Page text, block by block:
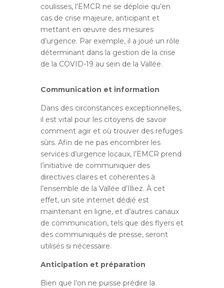
coulisses, l’EMCR ne se déploie qu’en
cas de crise majeure, anticipant et
mettant en œuvre des mesures
d’urgence. Par exemple, il a joué un rôle
déterminant dans la gestion de la crise
de la COVID-19 au sein de la Vallée.
Communication et information
Dans des circonstances exceptionnelles,
il est vital pour les citoyens de savoir
comment agir et où trouver des refuges
sûrs. Afin de ne pas encombrer les
services d’urgence locaux, l’EMCR prend
l’initiative de communiquer des
directives claires et cohérentes à
l’ensemble de la Vallée d’Illiez. À cet
effet, un site internet dédié est
maintenant en ligne, et d’autres canaux
de communication, tels que des flyers et
des communiqués de presse, seront
utilisés si nécessaire.
Anticipation et préparation
Bien que l’on ne puisse prédire la